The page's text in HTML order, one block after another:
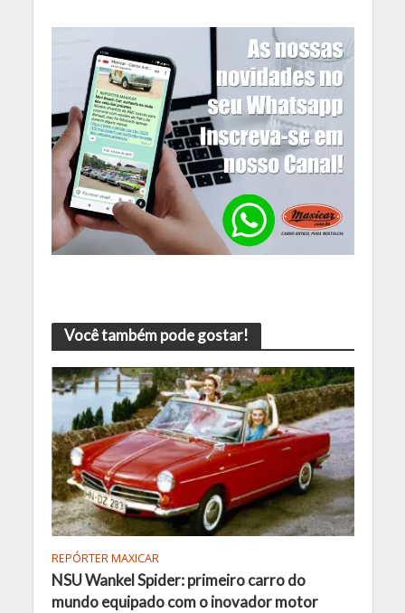
Você também pode gostar!
REPÓRTER MAXICAR
NSU Wankel Spider: primeiro carro do
mundo equipado com o inovador motor